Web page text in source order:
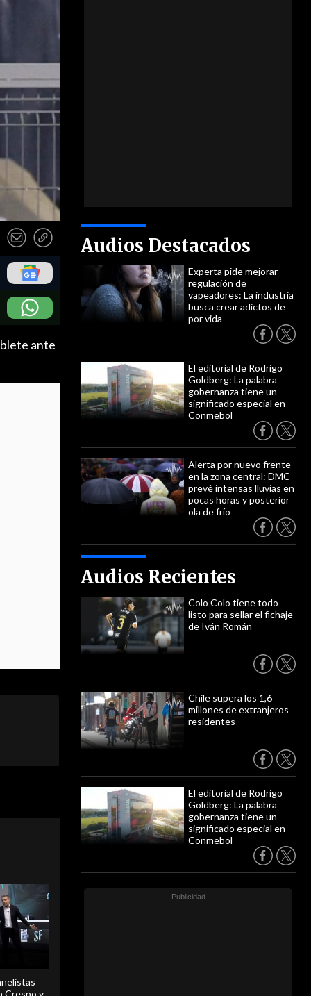
Audios Destacados
Experta pide mejorar
regulación de
vapeadores: La industria
busca crear adictos de
por vida
El editorial de Rodrigo
Goldberg: La palabra
gobernanza tiene un
significado especial en
Conmebol
Alerta por nuevo frente
en la zona central: DMC
prevé intensas lluvias en
pocas horas y posterior
ola de frío
Audios Recientes
Colo Colo tiene todo
listo para sellar el fichaje
de Iván Román
Chile supera los 1,6
millones de extranjeros
residentes
El editorial de Rodrigo
Goldberg: La palabra
gobernanza tiene un
significado especial en
Conmebol
ante
Crespo y